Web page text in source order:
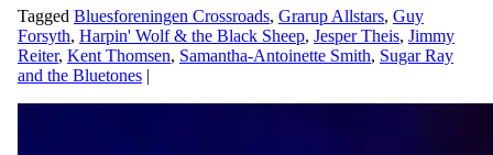
Tagged Bluesforeningen Crossroads, Grarup Allstars, Guy
Forsyth, Harpin' Wolf & the Black Sheep, Jesper Theis, Jimmy
Reiter, Kent Thomsen, Samantha-Antoinette Smith, Sugar Ray
and the Bluetones |